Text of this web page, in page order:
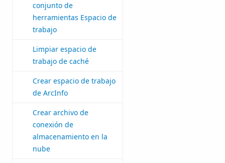
conjunto de
herramientas Espacio de
trabajo
Limpiar espacio de
trabajo de caché
Crear espacio de trabajo
de ArcInfo
Crear archivo de
conexión de
almacenamiento en la
nube